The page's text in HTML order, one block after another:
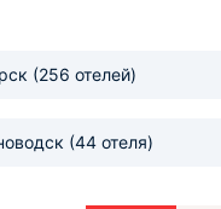
(256 отелей)
(44 отеля)